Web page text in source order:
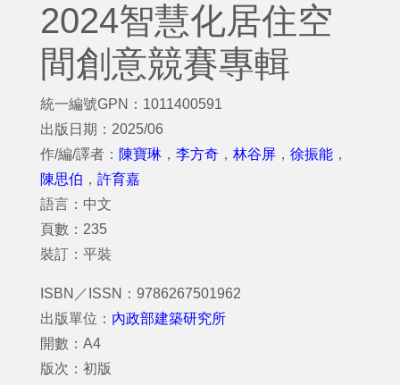
2024智慧化居住空
間創意競賽專輯
統一編號GPN：1011400591
出版日期：2025/06
作/編/譯者： 陳寶琳 ， 李方奇 ， 林谷屏 ， 徐振能 ，
陳思伯 ， 許育嘉
語言：中文
頁數：235
裝訂：平裝
ISBN／ISSN：9786267501962
出版單位： 內政部建築研究所
開數：A4
版次：初版